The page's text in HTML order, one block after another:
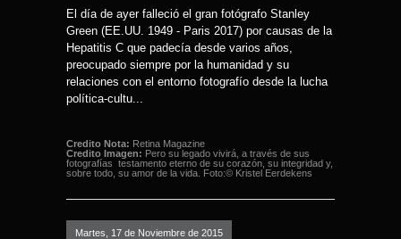
El día de ayer falleció el gran fotógrafo Stanley
Green (EE.UU. 1949 - Paris 2017) por causas de la
Hepatitis C que padecía desde varios años,
preocupado siempre por la humanidad y su
relaciones con el entorno fotografío desde la lucha
política-cultu...
Credito Nota: Retina Magazine
Credito Imagen: Pero su legado vivirá, a través de sus
fotografías  testamento eterno de su corazón, su integridad y,
sobre todo, su amor de la vida. Foto:© Kristel Eerdekens
Martes, 17 de Noviembre de 2015